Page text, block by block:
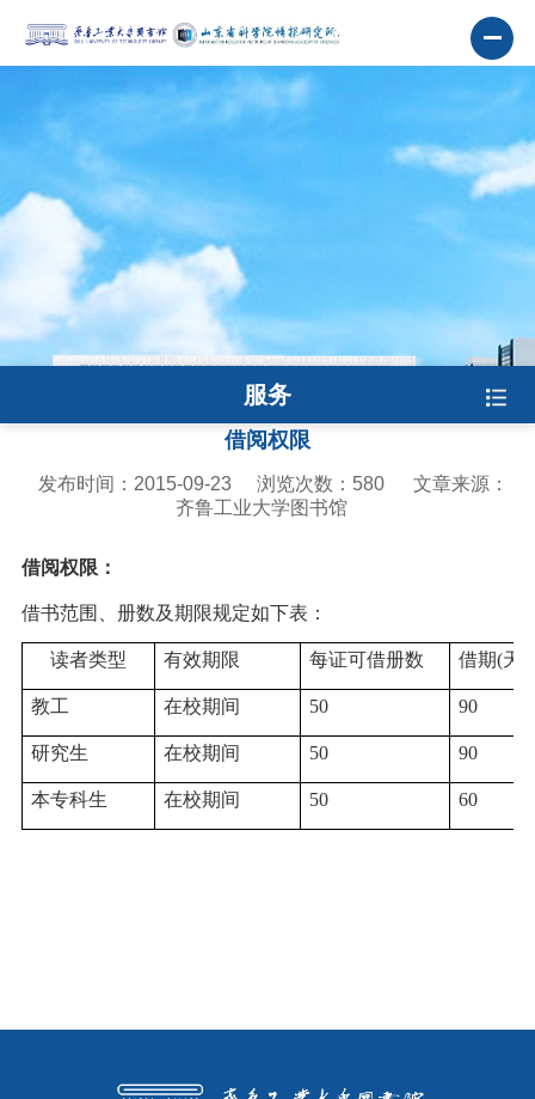
服务
借阅权限
发布时间：2015-09-23 浏览次数： 580
文章来源：
齐鲁工业大学图书馆
借阅权限：
借书范围、册数及期限规定如下表：
读者类型 有效期限 每证可借册数 借期(天
教工 在校期间 50 90
研究生 在校期间 50 90
本专科生 在校期间 50 60